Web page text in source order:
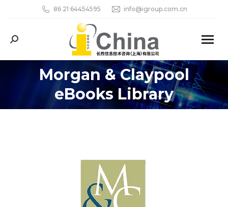
86 21 64454595 info@igroup.com.cn
Search:
Morgan & Claypool
eBooks Library